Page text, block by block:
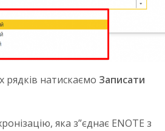
рядків натискаємо Записати
яка з”єднає ENOTE з